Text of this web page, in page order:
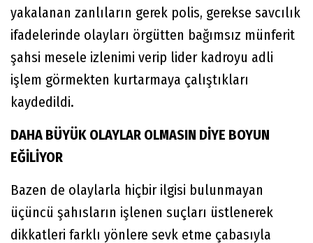
yakalanan zanlıların gerek polis, gerekse savcılık
ifadelerinde olayları örgütten bağımsız münferit
şahsi mesele izlenimi verip lider kadroyu adli
işlem görmekten kurtarmaya çalıştıkları
kaydedildi.
DAHA BÜYÜK OLAYLAR OLMASIN DİYE BOYUN
EĞİLİYOR
Bazen de olaylarla hiçbir ilgisi bulunmayan
üçüncü şahısların işlenen suçları üstlenerek
dikkatleri farklı yönlere sevk etme çabasıyla